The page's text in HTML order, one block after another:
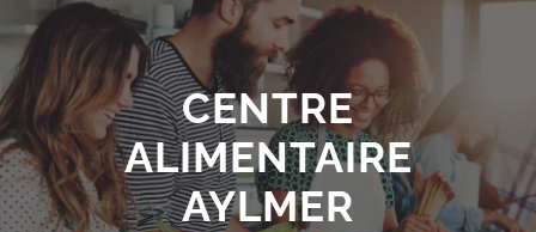
CENTRE
ALIMENTAIRE
AYLMER